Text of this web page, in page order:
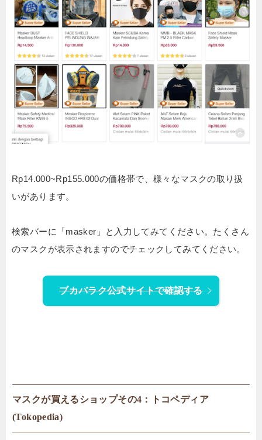
Rp14.000~Rp155.000の価格帯で、様々なマスクの取り扱
いがあります。
検索バーに「masker」と入力してみてください。たくさん
のマスクが表示されますのでチェックしてみてください。
ブカバラク公式サイトで確認する
マスクが買えるショップその4：トコペディア
(Tokopedia)